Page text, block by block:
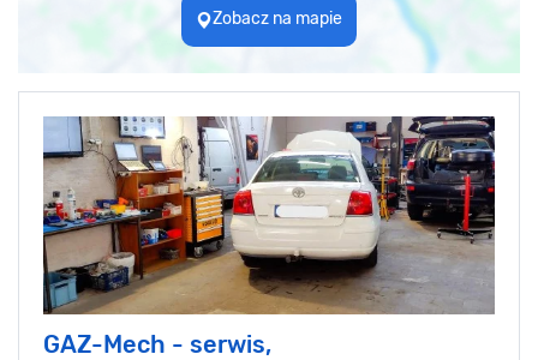
Zobacz na mapie
GAZ-Mech - serwis,